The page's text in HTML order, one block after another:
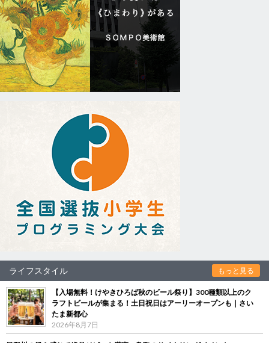
ライフスタイル もっと見る
【入場無料！けやきひろば秋のビール祭り】300種類以上のク
ラフトビールが集まる！土日祝日はアーリーオープンも｜さい
たま新都心
2026年8月7日